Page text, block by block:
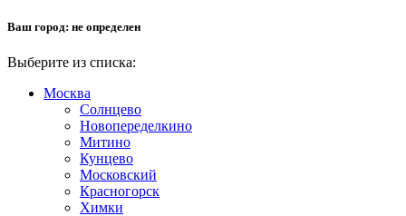
Ваш город: не определен
Выберите из списка:
Москва
Солнцево
Новопеределкино
Митино
Кунцево
Московский
Красногорск
Химки